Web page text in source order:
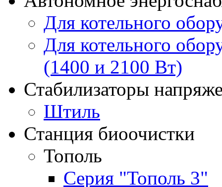
Для котельного
Для котельного
(1400 и 2100 Вт)
Стабилизаторы
Штиль
Станция биоочистки
Тополь
Серия "Тополь 3"